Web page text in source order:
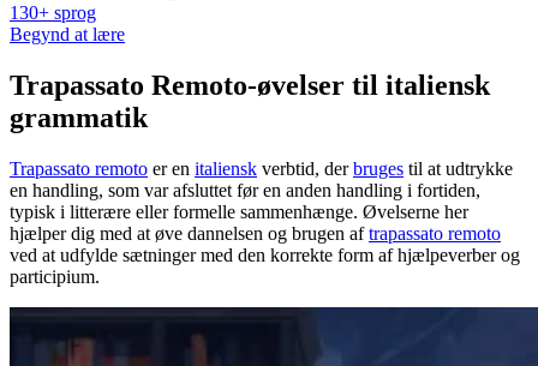
130+ sprog
Begynd at lære
Trapassato Remoto-øvelser til italiensk
grammatik
Trapassato remoto er en italiensk verbtid, derbruges til at udtrykke
en handling, som var afsluttet før en anden handling i fortiden,
typisk i litterære eller formelle sammenhænge. Øvelserne her
hjælper dig med at øve dannelsen og brugen aftrapassato remoto
ved at udfylde sætninger med den korrekte form af hjælpeverber og
participium.